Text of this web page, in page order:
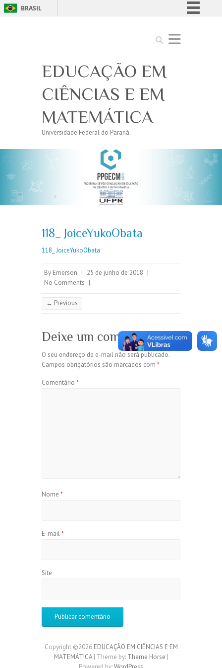
BRASIL
Comunica BR
Acesso à informação
Legislação
Canais
Search
EDUCAÇÃO EM
CIÊNCIAS E EM
MATEMÁTICA
Universidade Federal do Paraná
118_ JoiceYukoObata
118_ JoiceYukoObata
By Emerson | 25 de junho de 2018 |
No Comments |
← Previous
Deixe um comentário
O seu endereço de e-mail não será publicado.
Campos obrigatórios são marcados com *
Comentário *
Nome *
E-mail*
Site
Copyright ©2026 EDUCAÇÃO EM CIÊNCIAS E EM
MATEMÁTICA| Theme by: Theme Horse |